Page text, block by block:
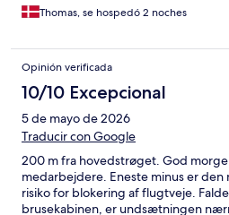
Thomas, se hospedó 2 noches
Opinión verificada
10/10 Excepcional
5 de mayo de 2026
Traducir con Google
200 m fra hovedstrøget. God
medarbejdere. Eneste minus er
risiko for blokering af flugtveje.
brusekabinen, er undsætningen